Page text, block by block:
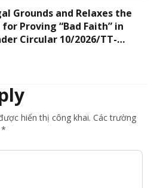
Grounds and Relaxes the
Proving “Bad Faith” in
Circular 10/2026/TT-
hiển thị công khai. Các trường
*